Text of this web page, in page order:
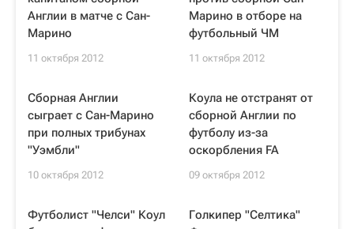
Англии в матче с Сан-
Марино
11 октября 2012
Марино в отборе на
футбольный ЧМ
11 октября 2012
Сборная Англии
сыграет с Сан-Марино
при полных трибунах
"Уэмбли"
10 октября 2012
Коула не отстранят от
сборной Англии по
футболу из-за
оскорбления FA
09 октября 2012
Футболист "Челси" Коул
Голкипер "Селтика"